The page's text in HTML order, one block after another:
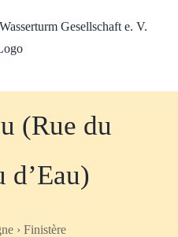
(Rue du
d’Eau)
› Finistère